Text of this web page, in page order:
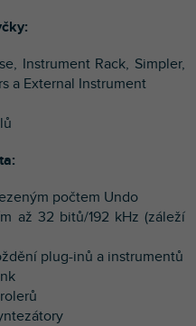
Instrument Rack, Simpler,
a External Instrument
počtem Undo
až 32 bitů/192 kHz (záleží
plug-inů a instrumentů